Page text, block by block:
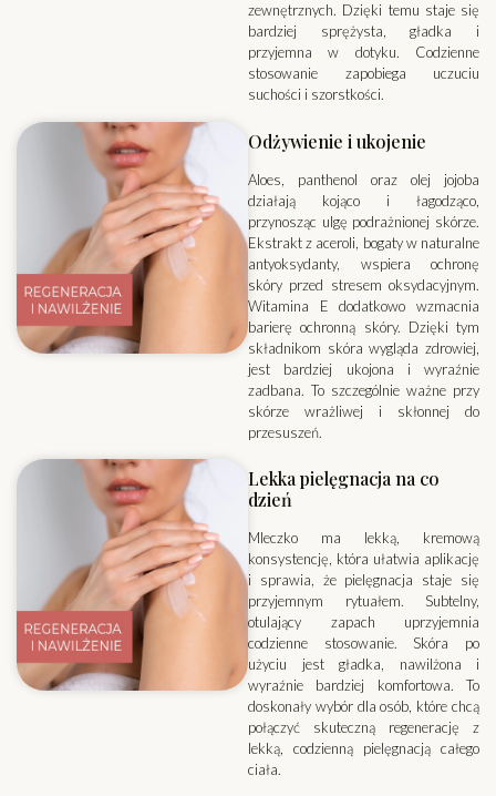
zewnętrznych. Dzięki temu staje się
bardziej sprężysta, gładka i
przyjemna w dotyku. Codzienne
stosowanie zapobiega uczuciu
suchości i szorstkości.
Odżywienie i ukojenie
Aloes, panthenol oraz olej jojoba
działają kojąco i łagodząco,
przynosząc ulgę podrażnionej skórze.
Ekstrakt z aceroli, bogaty w naturalne
antyoksydanty, wspiera ochronę
skóry przed stresem oksydacyjnym.
Witamina E dodatkowo wzmacnia
barierę ochronną skóry. Dzięki tym
składnikom skóra wygląda zdrowiej,
jest bardziej ukojona i wyraźnie
zadbana. To szczególnie ważne przy
skórze wrażliwej i skłonnej do
przesuszeń.
Lekka pielęgnacja na co
dzień
Mleczko ma lekką, kremową
konsystencję, która ułatwia aplikację
i sprawia, że pielęgnacja staje się
przyjemnym rytuałem. Subtelny,
otulający zapach uprzyjemnia
codzienne stosowanie. Skóra po
użyciu jest gładka, nawilżona i
wyraźnie bardziej komfortowa. To
doskonały wybór dla osób, które chcą
połączyć skuteczną regenerację z
lekką, codzienną pielęgnacją całego
ciała.